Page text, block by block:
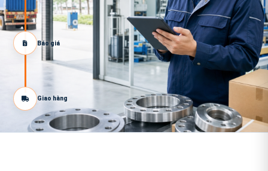
Báo giá
Giao hàng